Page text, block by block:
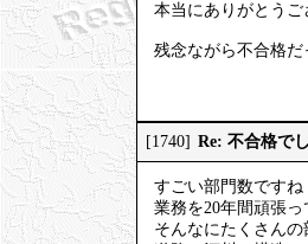
本当にありがとうご
残念ながら不合格
[1740] Re: 不合格で
すごい部門数ですね
業務を20年間頑張
そんなにたくさん